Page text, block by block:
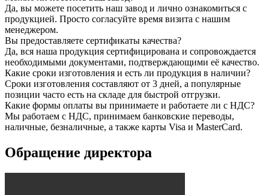
Да, вы можете посетить наш завод и лично ознакомиться с
продукцией. Просто согласуйте время визита с нашим
менеджером.
Вы предоставляете сертификаты качества?
Да, вся наша продукция сертифицирована и сопровождается
необходимыми документами, подтверждающими её качество.
Какие сроки изготовления и есть ли продукция в наличии?
Сроки изготовления составляют от 3 дней, а популярные
позиции часто есть на складе для быстрой отгрузки.
Какие формы оплаты вы принимаете и работаете ли с НДС?
Мы работаем с НДС, принимаем банковские переводы,
наличные, безналичные, а также карты Visa и MasterCard.
Обращение директора